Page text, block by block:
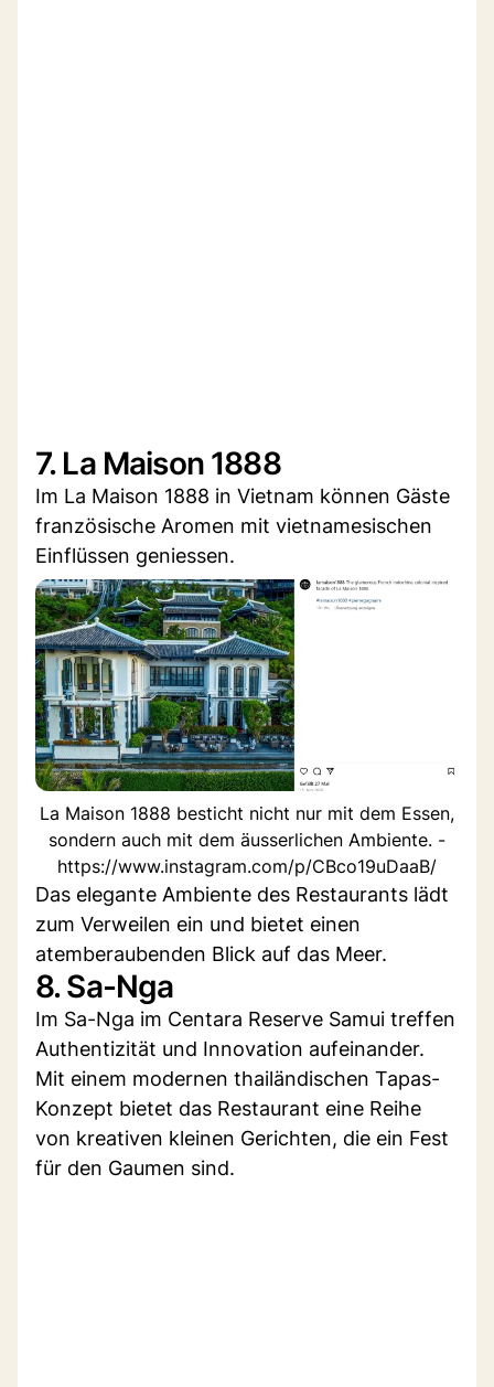
7. La Maison 1888
Im La Maison 1888 in Vietnam können Gäste
französische Aromen mit vietnamesischen
Einflüssen geniessen.
La Maison 1888 besticht nicht nur mit dem Essen,
sondern auch mit dem äusserlichen Ambiente. -
https://www.instagram.com/p/CBco19uDaaB/
Das elegante Ambiente des Restaurants lädt
zum Verweilen ein und bietet einen
atemberaubenden Blick auf das Meer.
8. Sa-Nga
Im Sa-Nga im Centara Reserve Samui treffen
Authentizität und Innovation aufeinander.
Mit einem modernen thailändischen Tapas-
Konzept bietet das Restaurant eine Reihe
von kreativen kleinen Gerichten, die ein Fest
für den Gaumen sind.